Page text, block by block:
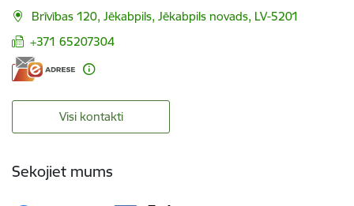
Brīvības 120, Jēkabpils, Jēkabpils novads, LV-5201
+371 65207304
Visi kontakti
Sekojiet mums